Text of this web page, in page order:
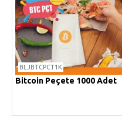
BLJBTCPCT1K
Bitcoin Peçete 1000 Adet